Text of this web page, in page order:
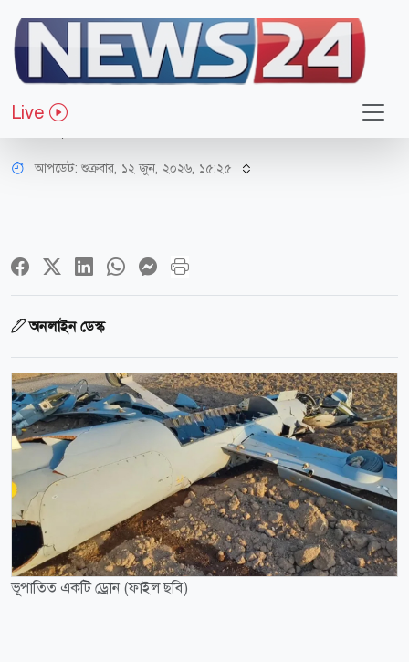
Live
আন্তর্জাতিক
ইসরায়েলি ড্রোন ভূপাতিত করলো
হিজবুল্লাহ
আপডেট: শুক্রবার, ১২ জুন, ২০২৬, ১৫:২৫
অনলাইন ডেস্ক
ভূপাতিত একটি ড্রোন (ফাইল ছবি)